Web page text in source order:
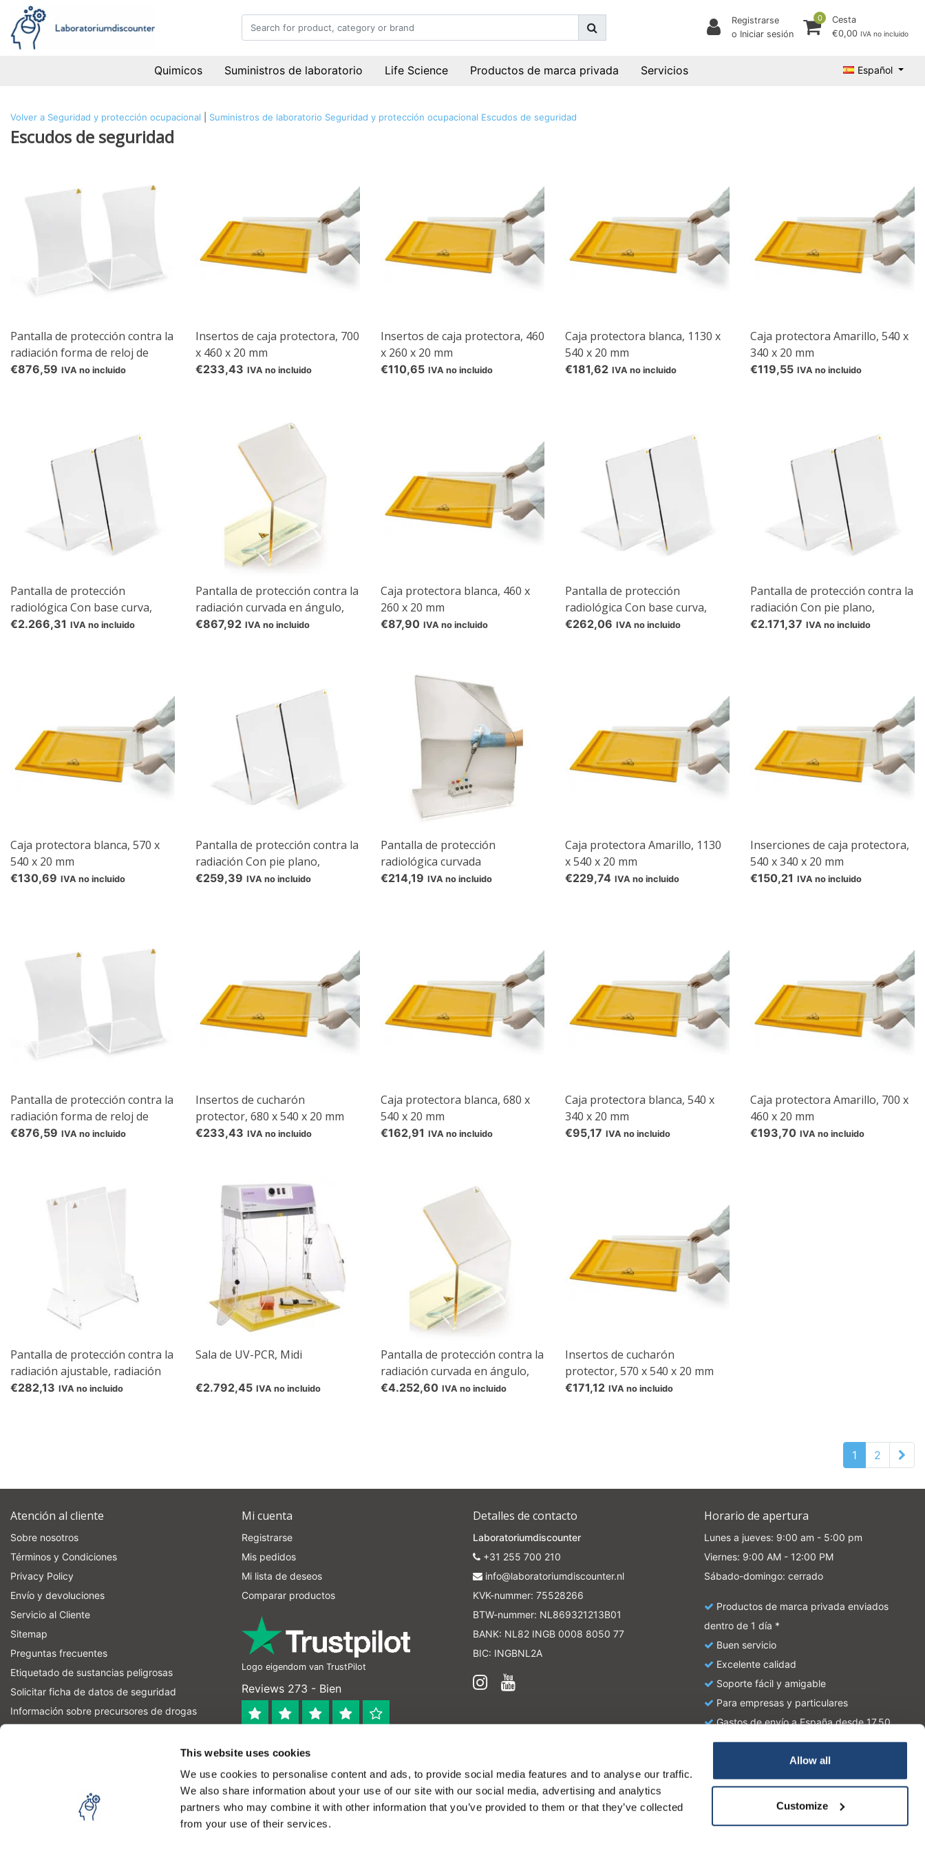
This website uses cookies
We use cookies to personalise content and ads, to provide social media features and to analyse our traffic.
We also share information about your use of our site with our social media, advertising and analytics
partners who may combine it with other information that you’ve provided to them or that they’ve collected
from your use of their services.
Allow all
Customize
Registrarse
o Iniciar sesión
0
Cesta
€0,00 IVA no incluido
Quimicos Suministros de laboratorio Life Science Productos de marca privada Servicios Español
Volver a Seguridad y protección ocupacional Suministros de laboratorio Seguridad y protección ocupacional Escudos de seguridad
Escudos de seguridad
Pantalla de protección contra la
radiación forma de reloj de
arena Con pie curvo, radiación
€876,59 IVA no incluido
Insertos de caja protectora, 700
x 460 x 20 mm
€233,43 IVA no incluido
Insertos de caja protectora, 460
x 260 x 20 mm
€110,65 IVA no incluido
Caja protectora blanca, 1130 x
540 x 20 mm
€181,62 IVA no incluido
Caja protectora Amarillo, 540 x
340 x 20 mm
€119,55 IVA no incluido
Pantalla de protección
radiológica Con base curva,
radiación
€2.266,31 IVA no incluido
Pantalla de protección contra la
radiación curvada en ángulo,
radiación
€867,92 IVA no incluido
Caja protectora blanca, 460 x
260 x 20 mm
€87,90 IVA no incluido
Pantalla de protección
radiológica Con base curva,
radiación
€262,06 IVA no incluido
Pantalla de protección contra la
radiación Con pie plano,
radiación
€2.171,37 IVA no incluido
Caja protectora blanca, 570 x
540 x 20 mm
€130,69 IVA no incluido
Pantalla de protección contra la
radiación Con pie plano,
radiación
€259,39 IVA no incluido
Pantalla de protección
radiológica curvada
€214,19 IVA no incluido
Caja protectora Amarillo, 1130
x 540 x 20 mm
€229,74 IVA no incluido
Inserciones de caja protectora,
540 x 340 x 20 mm
€150,21 IVA no incluido
Pantalla de protección contra la
radiación forma de reloj de
arena Con pie plano, radiación
€876,59 IVA no incluido
Insertos de cucharón
protector, 680 x 540 x 20 mm
€233,43 IVA no incluido
Caja protectora blanca, 680 x
540 x 20 mm
€162,91 IVA no incluido
Caja protectora blanca, 540 x
340 x 20 mm
€95,17 IVA no incluido
Caja protectora Amarillo, 700 x
460 x 20 mm
€193,70 IVA no incluido
Pantalla de protección contra la
radiación ajustable, radiación
€282,13 IVA no incluido
Sala de UV-PCR, Midi
€2.792,45 IVA no incluido
Pantalla de protección contra la
radiación curvada en ángulo,
radiación
€4.252,60 IVA no incluido
Insertos de cucharón
protector, 570 x 540 x 20 mm
€171,12 IVA no incluido
1 2
Atención al cliente
Sobre nosotros
Términos y Condiciones
Privacy Policy
Envío y devoluciones
Servicio al Cliente
Sitemap
Preguntas frecuentes
Etiquetado de sustancias peligrosas
Solicitar ficha de datos de seguridad
Información sobre precursores de drogas
Mi cuenta
Registrarse
Mis pedidos
Mi lista de deseos
Comparar productos
Logo eigendom van TrustPilot
Reviews 273 - Bien
Detalles de contacto
Laboratoriumdiscounter
+31 255 700 210
info@laboratoriumdiscounter.nl
KVK-nummer: 75528266
BTW-nummer: NL869321213B01
BANK: NL82 INGB 0008 8050 77
BIC: INGBNL2A
Horario de apertura
Lunes a jueves: 9:00 am - 5:00 pm
Viernes: 9:00 AM - 12:00 PM
Sábado-domingo: cerrado
Productos de marca privada enviados
dentro de 1 día *
Buen servicio
Excelente calidad
Soporte fácil y amigable
Para empresas y particulares
Gastos de envío a España desde 17,50
euros
Let op! Op onze productomschrijvingen kunnen geen rechten verleend worden en zijn enkel ter educatie en/of informatie en zijn geen handleiding of omschrijving hoe u het
product kan en mag gebruiken. U bent zelf verantwoordelijk voor het toepassen van eventuele nationale en internationale wetgeving omtrent het gebruik van chemicaliën.
5% off for your next order
Your discount applies to orders above €50,00